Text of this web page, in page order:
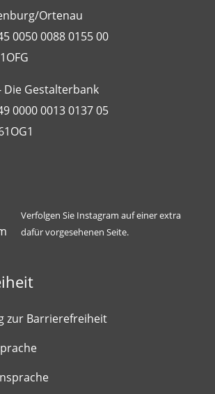
Ortenau
0050 0088 0155 00
Die Gestalterbank
0000 0013 0137 05
Verfolgen Sie Instagram auf einer extra
dafür vorgesehenen Seite.
zur Barrierefreiheit